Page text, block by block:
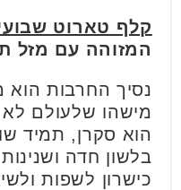
קלף טארוט
המזוהה עם מזל
נסיך החרבות הוא
מישהו שלעולם לא
הוא סקרן, תמיד
בלשון חדה
כישרון לשפות